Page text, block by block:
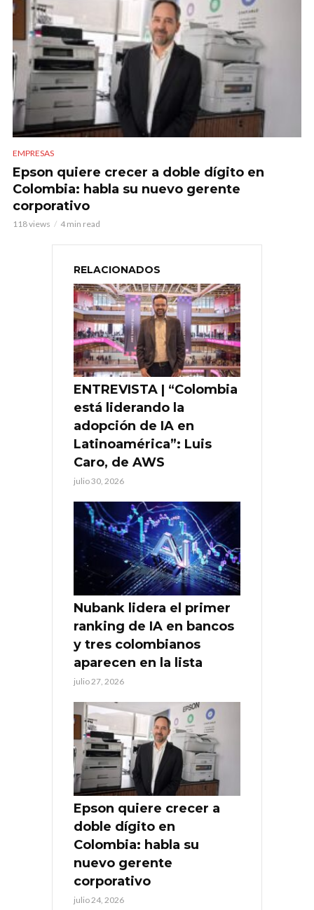
EMPRESAS
Epson quiere crecer a doble dígito en
Colombia: habla su nuevo gerente
corporativo
118 views 4 min read
RELACIONADOS
ENTREVISTA | “Colombia
está liderando la
adopción de IA en
Latinoamérica”: Luis
Caro, de AWS
julio 30, 2026
Nubank lidera el primer
ranking de IA en bancos
y tres colombianos
aparecen en la lista
julio 27, 2026
Epson quiere crecer a
doble dígito en
Colombia: habla su
nuevo gerente
corporativo
julio 24, 2026